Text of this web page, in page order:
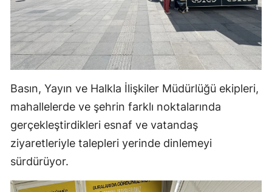
Aksaray
Bayburt
Karaman
Kırıkkale
Batman
Ardahan
Basın, Yayın ve Halkla İlişkiler Müdürlüğü ekipleri,
mahallelerde ve şehrin farklı noktalarında
gerçekleştirdikleri esnaf ve vatandaş
ziyaretleriyle talepleri yerinde dinlemeyi
sürdürüyor.